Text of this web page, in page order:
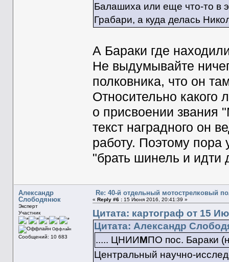
Балашиха или еще что-то в
Грабари, а куда делась
А Бараки где
Не выдумывайте
полковника, что он
Относительно какого
о присвоении звания
текст наградного он
работу. Поэтому пора
"брать шинель и идти
Александр
Слободянюк
Эксперт
Участник
Оффлайн
Сообщений: 10 683
Re: 40-й отдельный мотострелковый
« Reply #6 :15 Июня 2016, 20:41:39 »
Цитата: картограф от 15
Цитата: Александр
..... ЦНИИМПО пос. Бараки
Центральный научно-